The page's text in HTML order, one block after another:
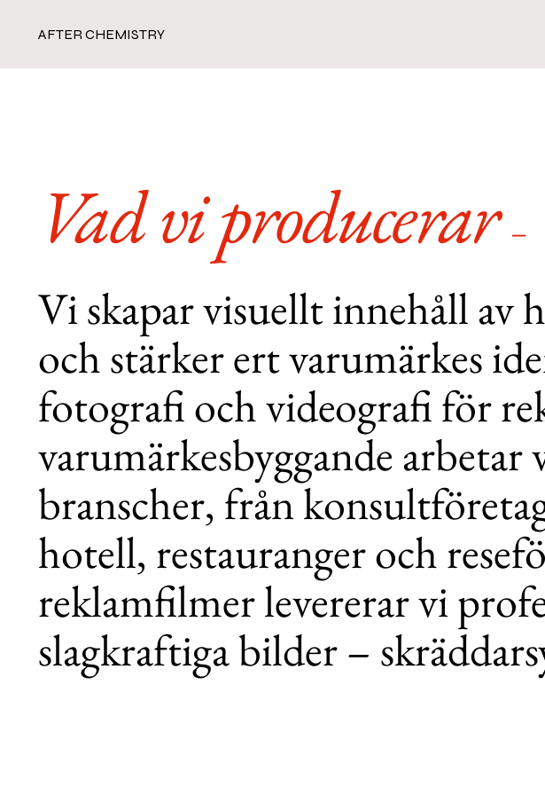
AFTER CHEMISTRY
Vad vi producerar –
Vi skapar visuellt innehåll av
och stärker ert varumärkes
fotografi och videografi för
varumärkesbyggande
branscher, från
hotell, restauranger och
reklamfilmer levererar vi
slagkraftiga bilder –